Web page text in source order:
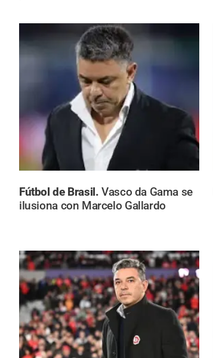
Fútbol de Brasil.Vasco da Gama se
ilusiona con Marcelo Gallardo